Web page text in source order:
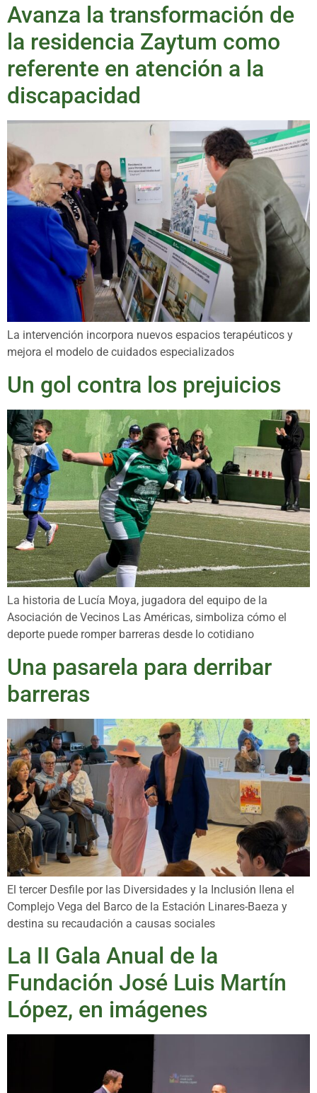
Avanza la transformación de
la residencia Zaytum como
referente en atención a la
discapacidad
La intervención incorpora nuevos espacios terapéuticos y
mejora el modelo de cuidados especializados
Un gol contra los prejuicios
La historia de Lucía Moya, jugadora del equipo de la
Asociación de Vecinos Las Américas, simboliza cómo el
deporte puede romper barreras desde lo cotidiano
Una pasarela para derribar
barreras
El tercer Desfile por las Diversidades y la Inclusión llena el
Complejo Vega del Barco de la Estación Linares-Baeza y
destina su recaudación a causas sociales
La II Gala Anual de la
Fundación José Luis Martín
López, en imágenes